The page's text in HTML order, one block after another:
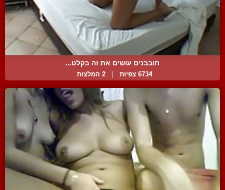
חובבנים עושים את זה בקלט...
6734 צפיות | 2 המלצות